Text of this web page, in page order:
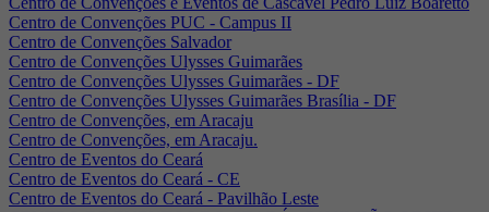
Centro de Convenções PUC - Campus II
Centro de Convenções Salvador
Centro de Convenções Ulysses Guimarães
Centro de Convenções Ulysses Guimarães - DF
Centro de Convenções Ulysses Guimarães Brasília - DF
Centro de Convenções, em Aracaju
Centro de Convenções, em Aracaju.
Centro de Eventos do Ceará
Centro de Eventos do Ceará - CE
Centro de Eventos do Ceará - Pavilhão Leste